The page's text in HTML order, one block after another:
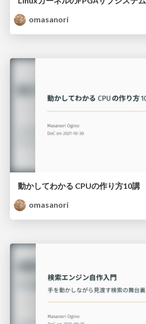
omasanori
動かしてわかる CPUの作り方10講
omasanori